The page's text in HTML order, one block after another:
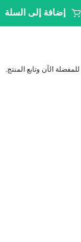
إضافة إلى السلة
الآن وتابع المنتج.